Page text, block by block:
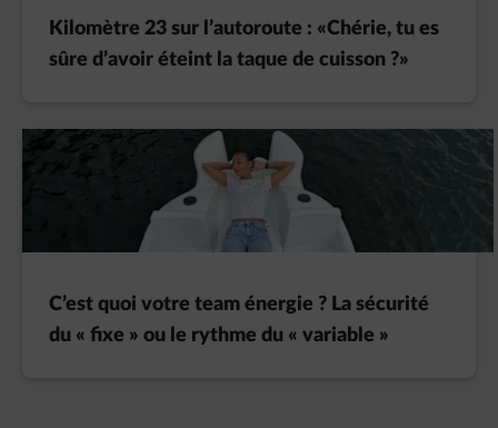
Kilomètre 23 sur l’autoroute : «Chérie, tu es
sûre d’avoir éteint la taque de cuisson ?»
C’est quoi votre team énergie ? La sécurité
du « fixe » ou le rythme du « variable »